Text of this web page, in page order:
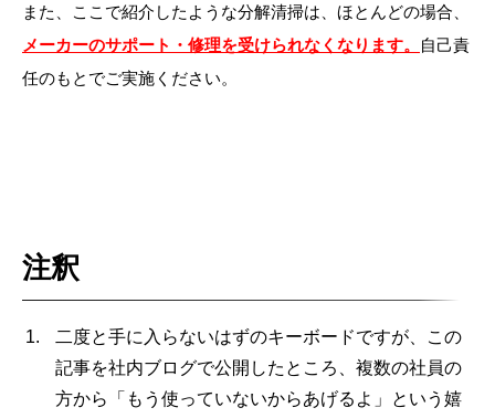
また、ここで紹介したような分解清掃は、ほとんどの場合、
メーカーのサポート・修理を受けられなくなります。
自己責
任のもとでご実施ください。
注釈
二度と手に入らないはずのキーボードですが、この
記事を社内ブログで公開したところ、複数の社員の
方から「もう使っていないからあげるよ」という嬉